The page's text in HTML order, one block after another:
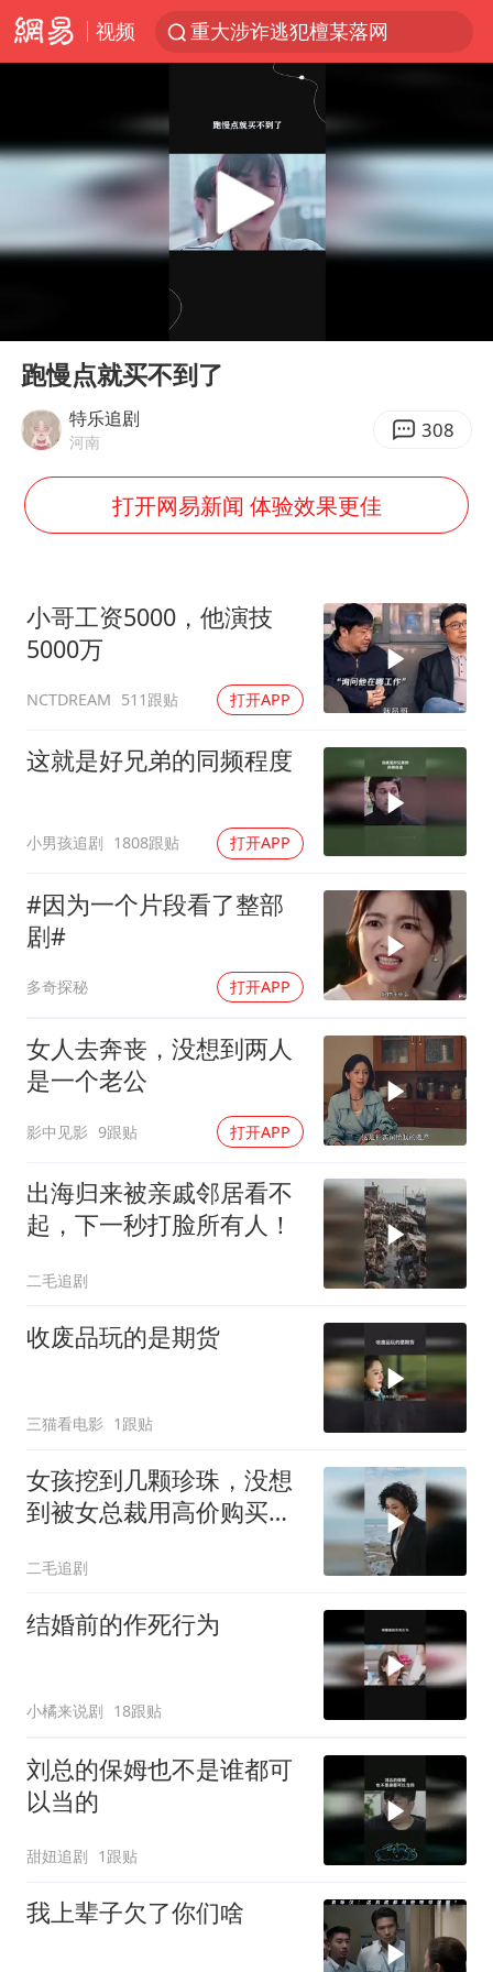
视频
重大涉诈逃犯檀某落网
外交部：藏南地区是中国领土
百花奖完整获奖名单公布
哥伦比亚强震已致超20人死亡
哥伦比亚发生7.5级地震
中方：奉劝美方解除对古巴制裁封锁
警惕！我国境内发现多起“Sorry”勒索病毒攻击事件
上海将苏州河水强排至黄浦江
我国民营企业创新动能持续增强
真理之光，何以能照亮复兴之路？
Play
跑慢点就买不到了
特乐追剧
河南 308
打开网易新闻 体验效果更佳
小哥工资5000，他演技
5000万
NCTDREAM 511跟贴 打开APP
这就是好兄弟的同频程度
小男孩追剧 1808跟贴 打开APP
#因为一个片段看了整部
剧#
多奇探秘 打开APP
女人去奔丧，没想到两人
是一个老公
影中见影 9跟贴 打开APP
出海归来被亲戚邻居看不
起，下一秒打脸所有人！
二毛追剧
收废品玩的是期货
三猫看电影 1跟贴
女孩挖到几颗珍珠，没想
到被女总裁用高价购买，
二毛追剧
结婚前的作死行为
小橘来说剧 18跟贴
刘总的保姆也不是谁都可
以当的
甜妞追剧 1跟贴
我上辈子欠了你们啥